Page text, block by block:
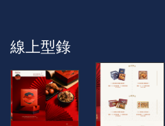
線上型錄